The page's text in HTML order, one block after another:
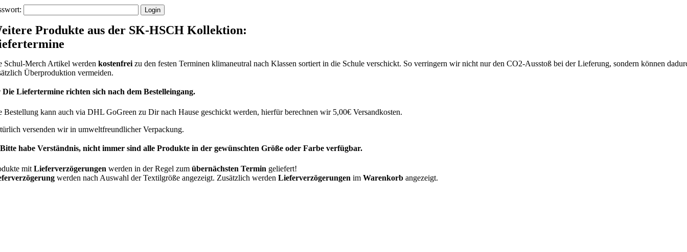
Produkte aus der SK-HSCH Kollektion:
Schul-Merch Artikel werdenkostenfrei zu den festen Terminen klimaneutral nach Klassen sortiert in die Schule verschickt. So verringern wir nicht nur den CO2-Ausstoß bei der Lieferung, sondern können
Überproduktion vermeiden.
Liefertermine richten sich nach dem Bestelleingang.
Bestellung kann auch via DHL GoGreen zu Dir nach Hause geschickt werden, hierfür berechnen wir 5,00€ Versandkosten.
versenden wir in umweltfreundlicher Verpackung.
habe Verständnis, nicht immer sind alle Produkte in der gewünschten Größe oder Farbe verfügbar.
mitLieferverzögerungen werden in der Regel zumübernächsten Termin geliefert!
werden nach Auswahl der Textilgröße angezeigt. Zusätzlich werdenLieferverzögerungen imWarenkorb angezeigt.